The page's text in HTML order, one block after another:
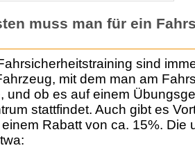
muss man für ein
sind
mit dem man am
und ob es auf einem
stattfindet. Auch gibt es
Rabatt von ca. 15%. Die